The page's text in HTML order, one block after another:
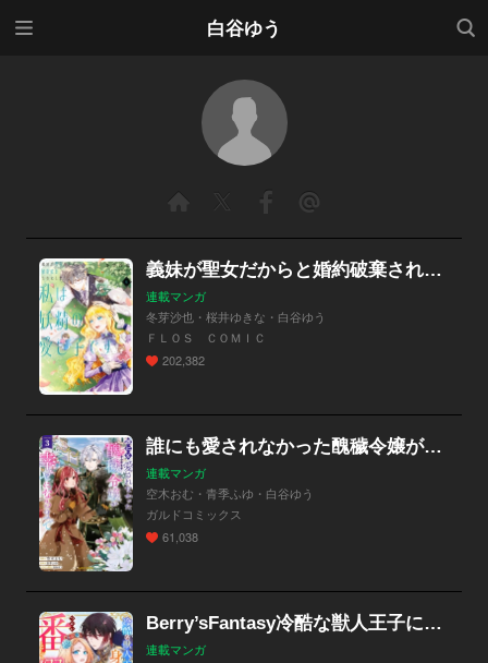
白谷ゆう
検索
義妹が聖女だからと婚約破棄されましたが、私は妖精の愛し子です【分冊版】
連載マンガ
冬芽沙也・桜井ゆきな・白谷ゆう
ＦＬＯＳ ＣＯＭＩＣ
202,382
誰にも愛されなかった醜穢令嬢が幸せになるまで（ガルドコミックス）
連載マンガ
空木おむ・青季ふゆ・白谷ゆう
ガルドコミックス
61,038
Berry’sFantasy冷酷な獣人王子に身代わりで嫁いだら、番（つがい）として溺愛されました
連載マンガ